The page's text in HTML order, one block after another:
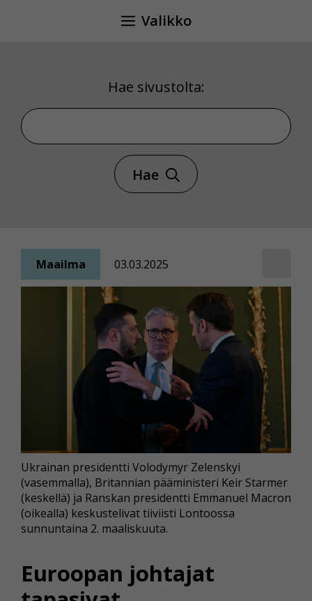
Valikko
Hae sivustolta:
Hae sivustolta
Hae
Maailma 03.03.2025
Euroopan johtajat
Ukrainan presidentti Volodymyr Zelenskyi
(vasemmalla), Britannian pääministeri Keir Starmer
(keskellä) ja Ranskan presidentti Emmanuel Macron
(oikealla) keskustelivat tiiviisti Lontoossa
sunnuntaina 2. maaliskuuta.